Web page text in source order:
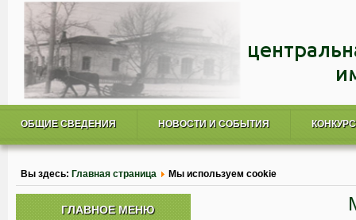
ОБЩИЕ СВЕДЕНИЯ НОВОСТИ И СОБЫТИЯ
Вы здесь: Главная страница Мы используем cookie
ГЛАВНОЕ МЕНЮ